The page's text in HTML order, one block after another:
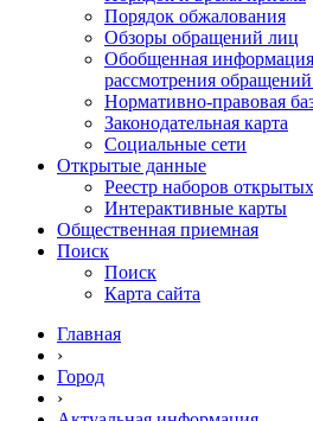
Порядок обжалования
Обзоры обращений лиц
Обобщенная информация
рассмотрения
Нормативно-правовая
Законодательная карта
Социальные сети
Открытые данные
Реестр наборов
Интерактивные карты
Общественная приемная
Поиск
Поиск
Карта сайта
Главная
›
Город
›